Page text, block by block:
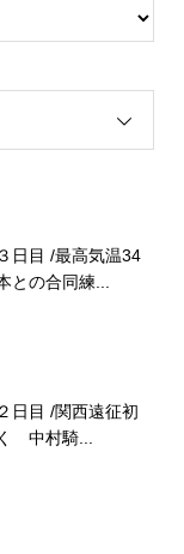
日目 /最高気温34
との合同練...
日目 /関西遠征初
中村騎...